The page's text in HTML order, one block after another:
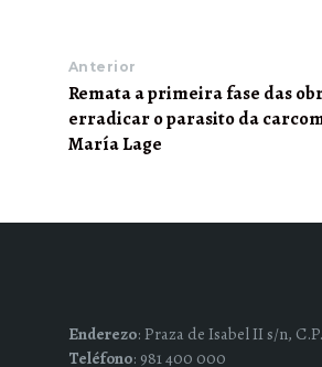
Anterior
Remata a primeira fase das
erradicar o parasito da
María Lage
Enderezo: Praza de Isabel II s/n, C.P.
Teléfono: 981 400 000